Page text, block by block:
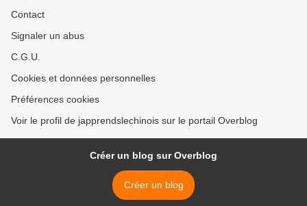
Contact
Signaler un abus
C.G.U.
Cookies et données personnelles
Préférences cookies
Voir le profil de japprendslechinois sur le portail Overblog
Créer un blog sur Overblog
Créer un blog